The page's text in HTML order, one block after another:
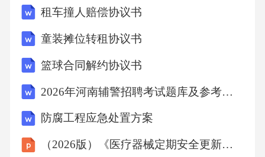
租车撞人赔偿协议书
童装摊位转租协议书
篮球合同解约协议书
2026年河南辅警招聘考试题库及参考答案详解
防腐工程应急处置方案
（2026版）《医疗器械定期安全更新报告撰写指南（试行）》培训课件